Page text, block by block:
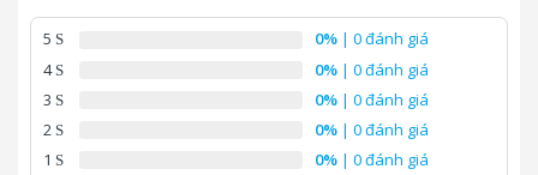
Chế độ cảm ứng: Đơn, đa điểm, nhấp chuột
Kích cảm ứng:
Kính cường lực chống nổ 7
cấp độ
5 0% | 0 đánh giá
4
0% | 0 đánh giá
3
0% | 0 đánh giá
2
0% | 0 đánh giá
1
0% | 0 đánh giá